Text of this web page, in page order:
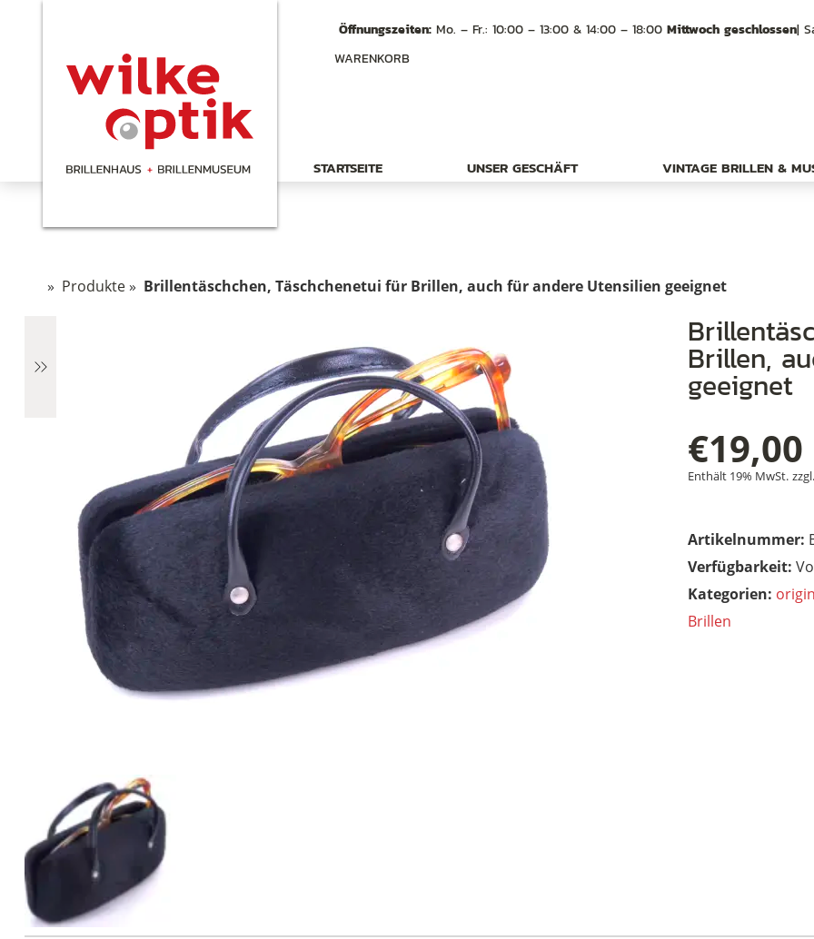
Öffnungszeiten:Mo. – Fr.: 10:00 – 13:00 & 14:00 – 18:00 Mittwoch geschlossen|
WARENKORB
STARTSEITE UNSER GESCHÄFT VINTAGE BRILLEN &
» Produkte» Brillentäschchen, Täschchenetui für Brillen, auch für andere Utensilien geeignet
Brillentäschchen, Täschchenetui für
Brillen,
geeignet
€19,00
Enthält 19% MwSt. zzgl.
Artikelnummer:
Kategorien:
Brillen